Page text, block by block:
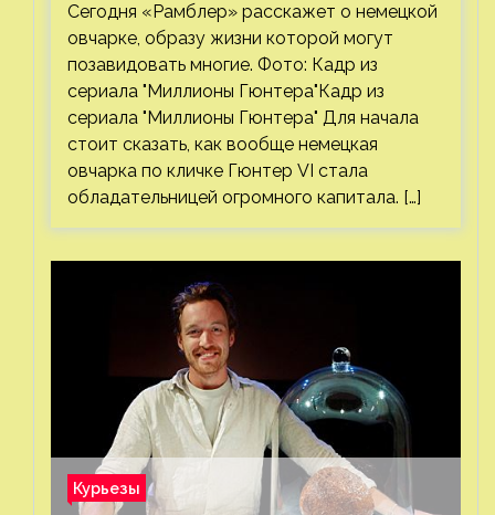
Сегодня «Рамблер» расскажет о немецкой
овчарке, образу жизни которой могут
позавидовать многие. Фото: Кадр из
сериала "Миллионы Гюнтера"Кадр из
сериала "Миллионы Гюнтера" Для начала
стоит сказать, как вообще немецкая
овчарка по кличке Гюнтер VI стала
обладательницей огромного капитала. […]
Курьезы